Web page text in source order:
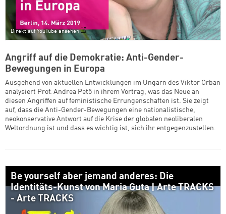
Direkt auf YouTube ansehen
Angriff auf die Demokratie: Anti-Gender-
Bewegungen in Europa
Ausgehend von aktuellen Entwicklungen im Ungarn des Viktor Orban
analysiert Prof. Andrea Petö in ihrem Vortrag, was das Neue an
diesen Angriffen auf feministische Errungenschaften ist. Sie zeigt
auf, dass die Anti-Gender-Bewegungen eine nationalistische,
neokonservative Antwort auf die Krise der globalen neoliberalen
Weltordnung ist und dass es wichtig ist, sich ihr entgegenzustellen.
Be yourself aber jemand anderes: Die
Identitäts-Kunst von Maria Guta | Arte TRACKS
- Arte TRACKS